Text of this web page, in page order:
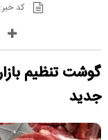
کد خبر:
گوشت تنظیم
جدید